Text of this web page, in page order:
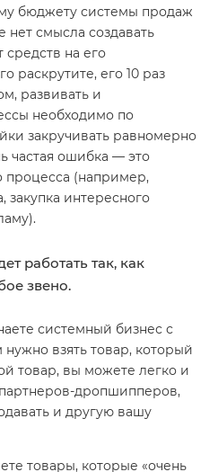
бюджету системы продаж
нет смысла создавать
средств на его
раскрутите, его 10 раз
развивать и
необходимо по
закручивать равномерно
частая ошибка — это
процесса (например,
закупка интересного
работать так, как
звено.
системный бизнес с
взять товар, который
товар, вы можете легко и
дропшипперов,
и другую вашу
товары, которые «очень